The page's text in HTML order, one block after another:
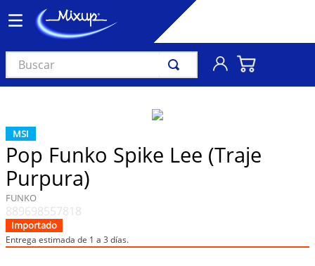
Buscar
MSI
Pop Funko Spike Lee (Traje
Purpura)
FUNKO
889698557818
Importado
Entrega estimada de 1 a 3 días.
.
audífonos
4.
madonna
5.
ariana grande
6.
importados